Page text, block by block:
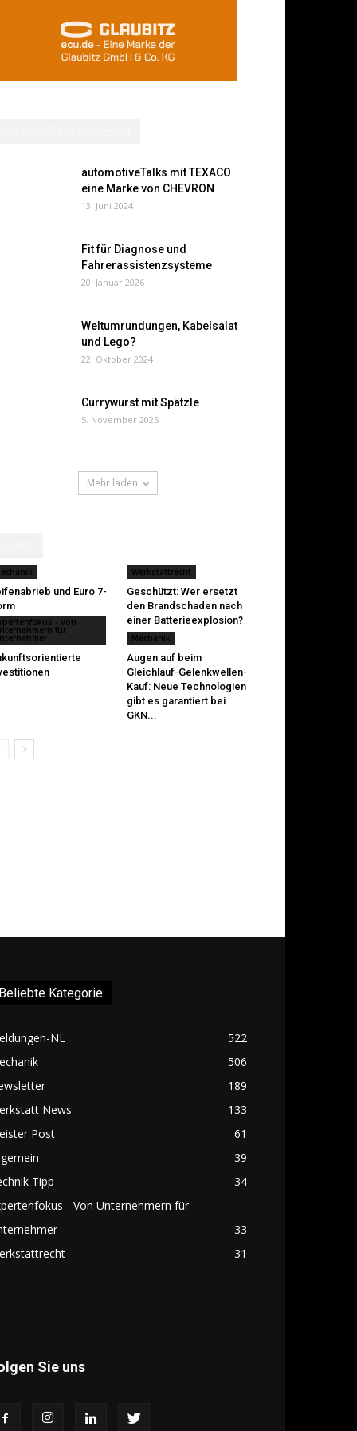
automotiveTalks mit TEXACO
eine Marke von CHEVRON
13. Juni 2024
Fit für Diagnose und
Fahrerassistenzsysteme
20. Januar 2026
Weltumrundungen, Kabelsalat
und Lego?
22. Oktober 2024
Currywurst mit Spätzle
5. November 2025
Mehr laden
und Euro 7-
Werkstattrecht
Geschützt: Wer ersetzt
den Brandschaden nach
einer Batterieexplosion?
- Von
für
Mechanik
Augen auf beim
Gleichlauf-Gelenkwellen-
Kauf: Neue Technologien
gibt es garantiert bei
GKN...
Kategorie
NL
522
506
189
News
133
Post
61
39
Tipp
34
- Von Unternehmern für
33
31
Sie uns